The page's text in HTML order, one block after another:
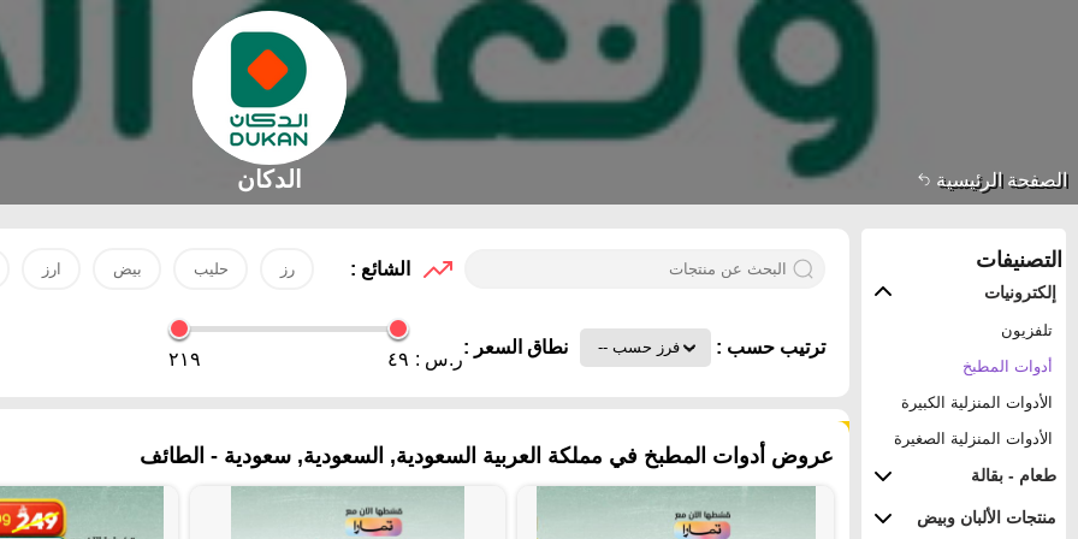
الصفحة الرئيسية الدكان
التصنيفات
إلكترونيات
تلفزيون
أدوات المطبخ
الأدوات المنزلية الكبيرة
الأدوات المنزلية الصغيرة
طعام - بقالة
منتجات الألبان وبيض
الشائع : رز حليب بيض ارز
ترتيب حسب : نطاق السعر :
ر.س : ٤٩ ٢١٩
عروض أدوات المطبخ في مملكة العربية السعودية, السعودية, سعودية - الطائف